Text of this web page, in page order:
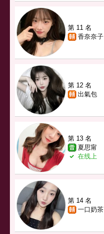
第 11 名
香奈奈子
第 12 名
出氣包
第 13 名
夏思甯
在线上
第 14 名
一口奶茶